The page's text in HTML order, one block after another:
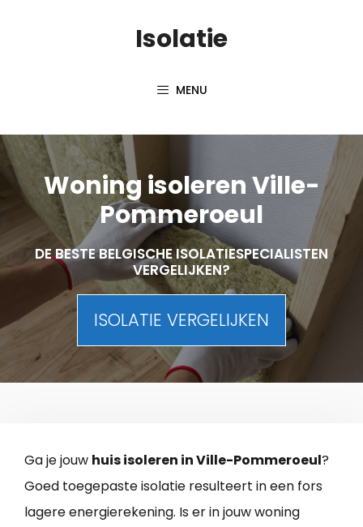
Isolatie
MENU
Woning isoleren Ville-
Pommeroeul
DE BESTE BELGISCHE ISOLATIESPECIALISTEN
VERGELIJKEN?
ISOLATIE VERGELIJKEN
Ga je jouw huis isoleren in Ville-Pommeroeul?
Goed toegepaste isolatie resulteert in een fors
lagere energierekening. Is er in jouw woning